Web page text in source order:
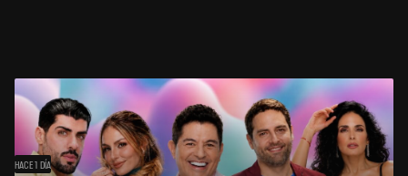
HACE 1 DÍA